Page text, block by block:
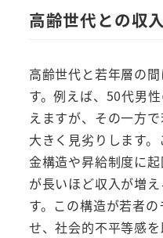
高齢世代との収
高齢世代と若年層の
す。例えば、50代男
えますが、その一方
大きく見劣りします
金構造や昇給制度に
が長いほど収入が増
す。この構造が若者
せ、社会的不平等感